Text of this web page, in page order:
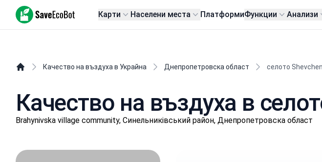
SaveEcoBot Карти Населени места ПлатформиФункции Анализи
Качество на въздуха в Украйна Днепропетровска област селото
Качество на въздуха в
Brahynivska village community, Синельниківський район, Днепропетровска област